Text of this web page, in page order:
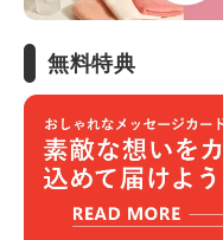
無料特典